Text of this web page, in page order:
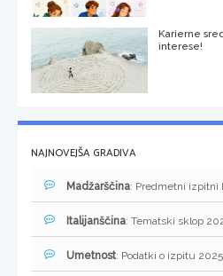
Karierne
interese!
NAJNOVEJŠA GRADIVA
Madžarščina: Predmetni izpitni
Italijanščina: Tematski sklop
Umetnost: Podatki o izpitu 2025